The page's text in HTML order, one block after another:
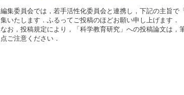
編集委員会では，若手活性化委員会と連携し，下記の主旨
集いたします．ふるってご投稿のほどお願い申し上げます．
なお，投稿規定により，「科学教育研究」への投稿論文は
点ご注意ください．